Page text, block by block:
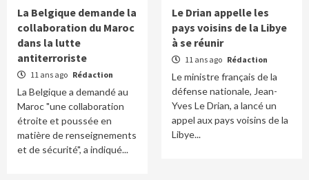
La Belgique demande la
collaboration du Maroc
dans la lutte
antiterroriste
11 ans ago Rédaction
La Belgique a demandé au
Maroc "une collaboration
étroite et poussée en
matière de renseignements
et de sécurité", a indiqué...
Le Drian appelle les
pays voisins de la Libye
à se réunir
11 ans ago Rédaction
Le ministre français de la
défense nationale, Jean-
Yves Le Drian, a lancé un
appel aux pays voisins de la
Libye...